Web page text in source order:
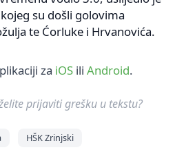
su došli golovima
te Ćorluke i Hrvanovića.
za iOS ili Android.
prijaviti grešku u tekstu?
HŠK Zrinjski